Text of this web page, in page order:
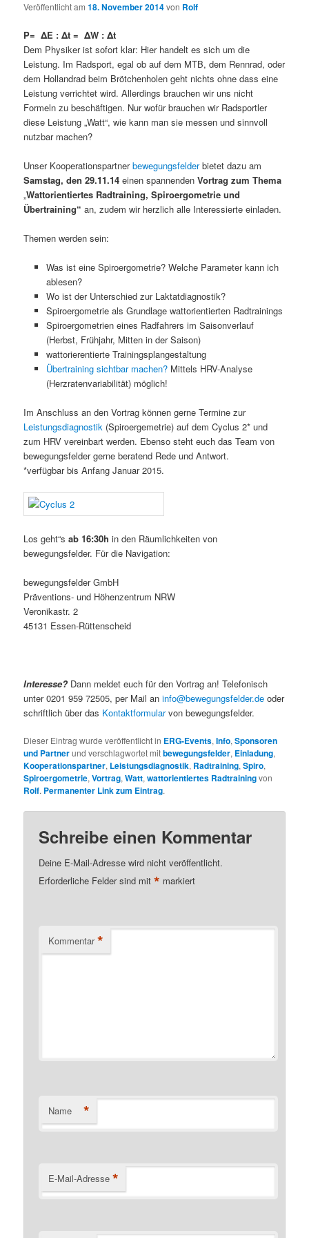
Veröffentlicht am18. November 2014von Rolf
P= ΔE : Δt = ΔW : Δt
Dem Physiker ist sofort klar: Hier handelt es sich um die
Leistung. Im Radsport, egal ob auf dem MTB, dem Rennrad, oder
dem Hollandrad beim Brötchenholen geht nichts ohne dass eine
Leistung verrichtet wird. Allerdings brauchen wir uns nicht
Formeln zu beschäftigen. Nur wofür brauchen wir Radsportler
diese Leistung „Watt“, wie kann man sie messen und sinnvoll
nutzbar machen?
Unser Kooperationspartnerbewegungsfelderbietet dazu am
Samstag, den 29.11.14 einen spannendenVortrag zum Thema
„Wattorientiertes Radtraining, Spiroergometrie und
Übertraining“ an, zudem wir herzlich alle Interessierte einladen.
Themen werden sein:
Was ist eine Spiroergometrie? Welche Parameter kann ich
ablesen?
Wo ist der Unterschied zur Laktatdiagnostik?
Spiroergometrie als Grundlage wattorientierten Radtrainings
Spiroergometrien eines Radfahrers im Saisonverlauf
(Herbst, Frühjahr, Mitten in der Saison)
wattorierentierte Trainingsplangestaltung
Übertraining sichtbar machen?Mittels HRV-Analyse
(Herzratenvariabilität) möglich!
Im Anschluss an den Vortrag können gerne Termine zur
Leistungsdiagnostik (Spiroergemetrie) auf dem Cyclus 2* und
zum HRV vereinbart werden. Ebenso steht euch das Team von
bewegungsfelder gerne beratend Rede und Antwort.
*verfügbar bis Anfang Januar 2015.
Los geht“sab 16:30h in den Räumlichkeiten von
bewegungsfelder. Für die Navigation:
bewegungsfelder GmbH
Präventions- und Höhenzentrum NRW
Veronikastr. 2
45131 Essen-Rüttenscheid
Interesse? Dann meldet euch für den Vortrag an! Telefonisch
unter 0201 959 72505, per Mail aninfo@bewegungsfelder.de oder
schriftlich über das Kontaktformularvon bewegungsfelder.
Dieser Eintrag wurde veröffentlicht in ERG-Events,Info,Sponsoren
und Partnerund verschlagwortet mitbewegungsfelder, Einladung,
Kooperationspartner, Leistungsdiagnostik, Radtraining,Spiro,
Spiroergometrie,Vortrag,Watt,wattorientiertes Radtrainingvon
Rolf. Permanenter Link zum Eintrag.
Schreibe einen Kommentar
Deine E-Mail-Adresse wird nicht veröffentlicht.
Erforderliche Felder sind mit* markiert
Kommentar *
Name *
E-Mail-Adresse *